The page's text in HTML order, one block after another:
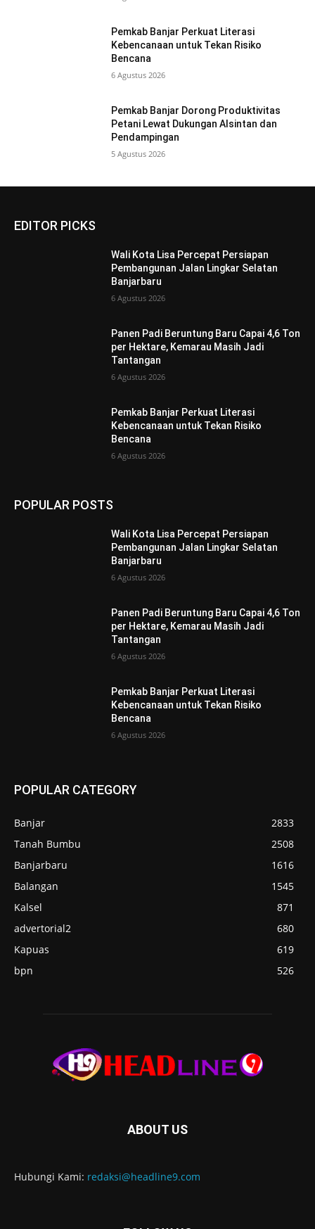
Pemkab Banjar Perkuat Literasi
Kebencanaan untuk Tekan Risiko
Bencana
6 Agustus 2026
Pemkab Banjar Dorong Produktivitas
Petani Lewat Dukungan Alsintan dan
Pendampingan
5 Agustus 2026
EDITOR PICKS
Wali Kota Lisa Percepat Persiapan
Pembangunan Jalan Lingkar Selatan
Banjarbaru
6 Agustus 2026
Panen Padi Beruntung Baru Capai 4,6 Ton
per Hektare, Kemarau Masih Jadi
Tantangan
6 Agustus 2026
Pemkab Banjar Perkuat Literasi
Kebencanaan untuk Tekan Risiko
Bencana
6 Agustus 2026
POPULAR POSTS
Wali Kota Lisa Percepat Persiapan
Pembangunan Jalan Lingkar Selatan
Banjarbaru
6 Agustus 2026
Panen Padi Beruntung Baru Capai 4,6 Ton
per Hektare, Kemarau Masih Jadi
Tantangan
6 Agustus 2026
Pemkab Banjar Perkuat Literasi
Kebencanaan untuk Tekan Risiko
Bencana
6 Agustus 2026
POPULAR CATEGORY
Banjar
2833
Tanah Bumbu
2508
Banjarbaru
1616
Balangan
1545
Kalsel
871
advertorial2
680
Kapuas
619
bpn
526
ABOUT US
Hubungi Kami: redaksi@headline9.com